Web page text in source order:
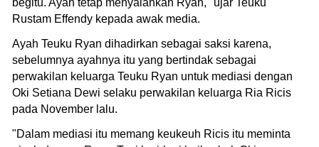
Rustam Effendy kepada awak media.
Ayah Teuku Ryan dihadirkan sebagai saksi karena,
sebelumnya ayahnya itu yang bertindak sebagai
perwakilan keluarga Teuku Ryan untuk mediasi dengan
Oki Setiana Dewi selaku perwakilan keluarga Ria Ricis
pada November lalu.
"Dalam mediasi itu memang keukeuh Ricis itu meminta